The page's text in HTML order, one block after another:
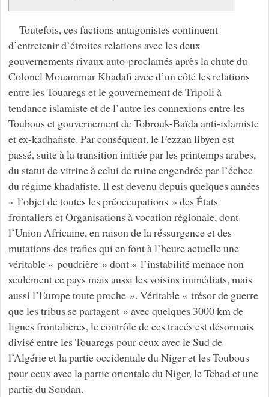
Toutefois, ces factions antagonistes continuent
d’entretenir d’étroites relations avec les deux
gouvernements rivaux auto-proclamés après la chute du
Colonel Mouammar Khadafi avec d’un côté les relations
entre les Touaregs et le gouvernement de Tripoli à
tendance islamiste et de l’autre les connexions entre les
Toubous et gouvernement de Tobrouk-Baïda anti-islamiste
et ex-kadhafiste. Par conséquent, le Fezzan libyen est
passé, suite à la transition initiée par les printemps arabes,
du statut de vitrine à celui de ruine engendrée par l’échec
du régime khadafiste. Il est devenu depuis quelques années
« l’objet de toutes les préoccupations » des États
frontaliers et Organisations à vocation régionale, dont
l’Union Africaine, en raison de la réssurgence et des
mutations des trafics qui en font à l’heure actuelle une
véritable « poudrière » dont « l’instabilité menace non
seulement ce pays mais aussi les voisins immédiats, mais
aussi l’Europe toute proche ». Véritable « trésor de guerre
que les tribus se partagent » avec quelques 3000 km de
lignes frontalières, le contrôle de ces tracés est désormais
divisé entre les Touaregs pour ceux avec le Sud de
l’Algérie et la partie occidentale du Niger et les Toubous
pour ceux avec la partie orientale du Niger, le Tchad et une
partie du Soudan.